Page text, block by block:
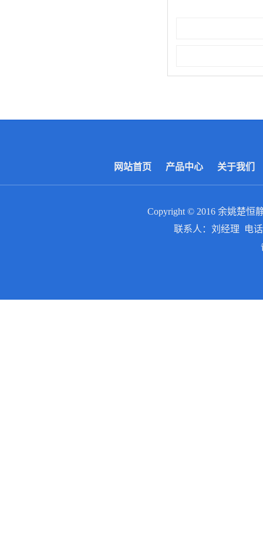
网站首页 产品中心 关于我们
Copyright © 2016 余姚楚恒
联系人：刘经理 电话